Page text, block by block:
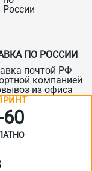
ПО РОССИИ
почтой РФ
компанией
из офиса
60